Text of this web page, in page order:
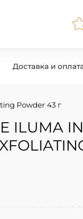
Доставка и
Powder 43 г
ILUMA